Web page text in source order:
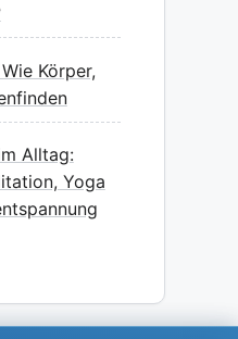
Körper,
Alltag:
Yoga